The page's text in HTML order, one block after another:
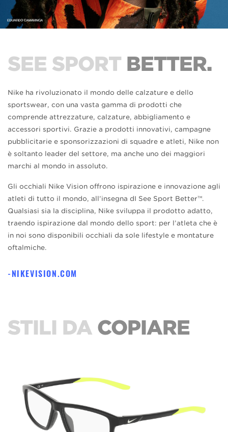
SEE SPORT BETTER.
Nike ha rivoluzionato il mondo delle calzature e dello
sportswear, con una vasta gamma di prodotti che
comprende attrezzature, calzature, abbigliamento e
accessori sportivi. Grazie a prodotti innovativi, campagne
pubblicitarie e sponsorizzazioni di squadre e atleti, Nike non
è soltanto leader del settore, ma anche uno dei maggiori
marchi al mondo in assoluto.
Gli occhiali Nike Vision offrono ispirazione e innovazione agli
atleti di tutto il mondo, all’insegna dI See Sport Better™.
Qualsiasi sia la disciplina, Nike sviluppa il prodotto adatto,
traendo ispirazione dal mondo dello sport: per l’atleta che è
in noi sono disponibili occhiali da sole lifestyle e montature
oftalmiche.
NIKEVISION.COM
STILI DA COPIARE